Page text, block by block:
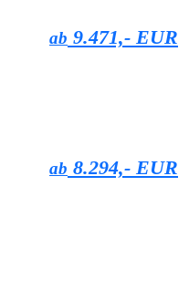
ab 9.471,- EUR
ab 8.294,- EUR